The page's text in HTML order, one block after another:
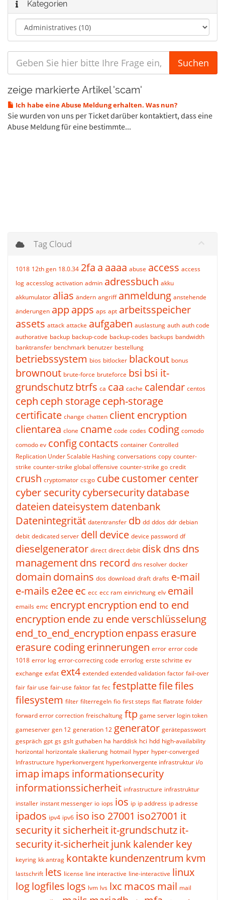
Kategorien
zeige markierte Artikel 'scam'
Ich habe eine Abuse Meldung erhalten. Was nun?
Sie wurden von uns per Ticket darüber kontaktiert, dass eine
Abuse Meldung für eine bestimmte...
Tag Cloud
1018 12th gen 18.0.34 2fa a aaaa abuse access access
log accesslog activation admin adressbuch akku
akkumulator alias ändern angriff anmeldung anstehende
änderungen appapps aps apt arbeitsspeicher
assets attack attacke aufgaben auslastung auth auth code
authorative backup backup-code backup-codes backups bandwidth
banktransfer benchmark benutzer bestellung
betriebssystem bios bitlocker blackout bonus
brownout brute-force bruteforce bsi bsi it-
grundschutzbtrfs ca caa cache calendar centos
ceph ceph storageceph-storage
certificate change chatten client encryption
clientarea clone cname code codes coding comodo
comodo ev configcontacts container Controlled
Replication Under Scalable Hashing conversations copy counter-
strike counter-strike global offensive counter-strike go credit
crush cryptomator cs:go cubecustomer center
cyber securitycybersecuritydatabase
dateien dateisystem datenbank
Datenintegrität datentransfer db dd ddos ddr debian
debit dedicated server dell device device password df
dieselgenerator direct direct debit disk dns dns
managementdns record dns resolver docker
domain domains dos download draft drafts e-mail
e-mails e2eeec ecc ecc ram einrichtung elv email
emails emc encryptencryption end to end
encryption ende zu ende verschlüsselung
end_to_end_encryption enpass erasure
erasure codingerinnerungen error error code
1018 error log error-correcting code errorlog erste schritte ev
exchange exfat ext4 extended extended validation factor fail-over
fair fair use fair-use faktor fat fec festplattefilefiles
filesystem filter filterregeln fio first steps flat flatrate folder
forward error correction freischaltung ftp game server login token
gameserver gen 12 generation 12 generator gerätepasswort
gespräch gpt gs gslt guthaben ha harddisk hci hdd high-availability
horizontal horizontale skalierung hotmail hyper hyper-converged
Infrastructure hyperkonvergent hyperkonvergente infrastruktur i/o
imapimaps informationsecurity
informationssicherheit infrastructure infrastruktur
installer instant messenger io iops ios ip ip address ip adresse
ipados ipv4 ipv6 iso iso 27001 iso27001 it
securityit sicherheitit-grundschutzit-
securityit-sicherheitjunk kalenderkey
keyring kk antrag kontaktekundenzentrum kvm
lastschrift lets license line interactive line-interactive linux
loglogfiles logs lvm lvs lxc macos mail mail